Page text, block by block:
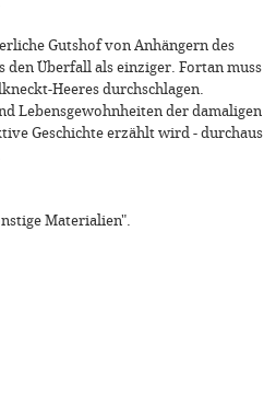
Gutshof von Anhängern des
Überfall als einziger. Fortan muss
Heeres durchschlagen.
Lebensgewohnheiten der damaligen
Geschichte erzählt wird - durchaus
Materialien".